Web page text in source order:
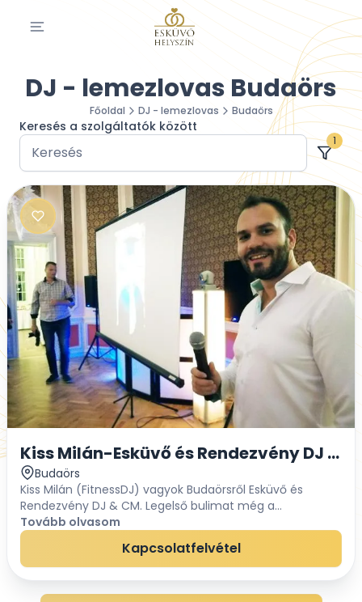
DJ - lemezlovas Budaörs
Főoldal DJ - lemezlovas Budaörs
Keresés a szolgáltatók között
1
Kiss Milán-Esküvő és Rendezvény DJ &
Budaörs
Kiss Milán (FitnessDJ) vagyok Budaörsről Esküvő és
Rendezvény DJ & CM. Legelső bulimat még a
középiskolában szerveztem, így több mint 15 éves
tapasztalattal rendelkezem a zeneszolgáltatás
Tovább olvasom
Kapcsolatfelvétel